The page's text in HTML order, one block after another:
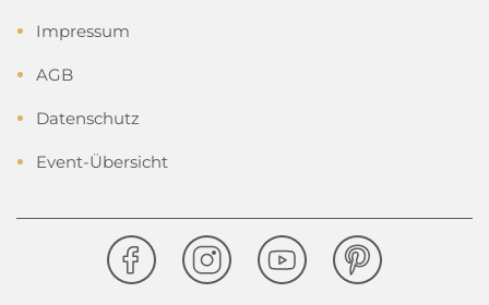
Impressum
AGB
Datenschutz
Event-Übersicht